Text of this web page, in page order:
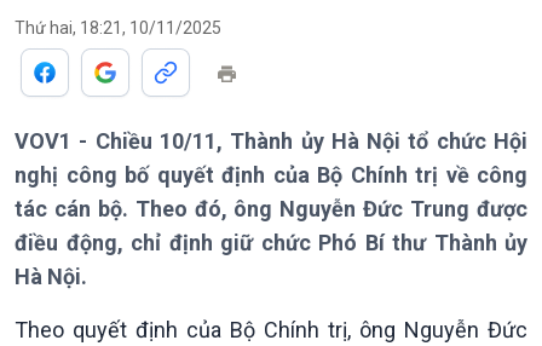
Giới thiệu
Thời sự
Thứ hai, 18:21, 10/11/2025
VOV1 - Chiều 10/11, Thành ủy Hà Nội tổ chức Hội
nghị công bố quyết định của Bộ Chính trị về công
tác cán bộ. Theo đó, ông Nguyễn Đức Trung được
điều động, chỉ định giữ chức Phó Bí thư Thành ủy
Hà Nội.
Theo quyết định của Bộ Chính trị, ông Nguyễn Đức